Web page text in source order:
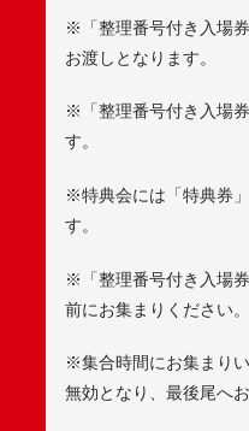
※「整理番号付き入場
お渡しとなります。
※「整理番号付き入場
す。
※特典会には「特典券
す。
※「整理番号付き入場
前にお集まりください
※集合時間にお集まり
無効となり、最後尾へ